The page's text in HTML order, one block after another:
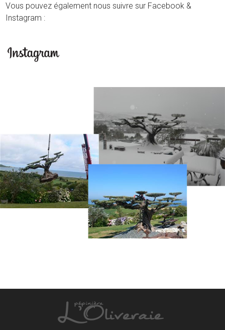
Vous pouvez également nous suivre sur Facebook &
Instagram :